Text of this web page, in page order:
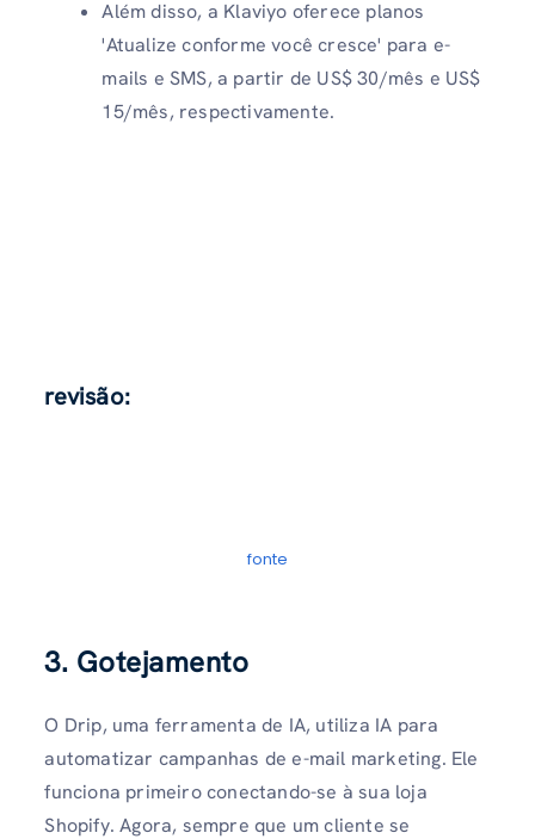
Além disso, a Klaviyo oferece planos
'Atualize conforme você cresce' para e-
mails e SMS, a partir de US$ 30/mês e US$
15/mês, respectivamente.
revisão:
fonte
3. Gotejamento
O Drip, uma ferramenta de IA, utiliza IA para
automatizar campanhas de e-mail marketing. Ele
funciona primeiro conectando-se à sua loja
Shopify. Agora, sempre que um cliente se